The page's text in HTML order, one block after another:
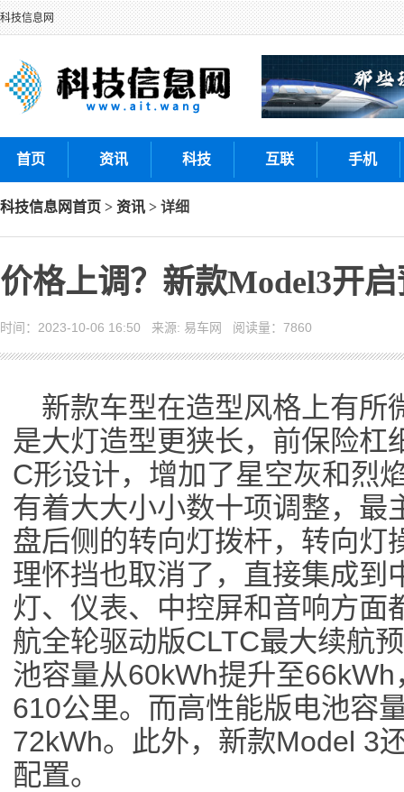
科技信息网
首页 资讯 科技 互联 手机
科技信息网首页 > 资讯 > 详细
价格上调？新款Model3开
时间：2023-10-06 16:50 来源: 易车网 阅读量：7860
新款车型在造型风格上有所
是大灯造型更狭长，前保险杠
C形设计，增加了星空灰和烈
有着大大小小数十项调整，最
盘后侧的转向灯拨杆，转向灯
理怀挡也取消了，直接集成到
灯、仪表、中控屏和音响方面
航全轮驱动版CLTC最大续航
池容量从60kWh提升至
610公里。而高性能版电池容
72kWh。此外，新款Model 3
配置。